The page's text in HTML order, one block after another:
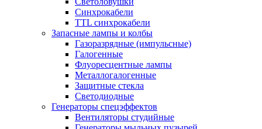
Синхрокабели
TTL синхрокабели
Запасные лампы и колбы
Газоразрядные (импульсные)
Галогенные
Флуоресцентные лампы
Металлогалогенные
Защитные стекла
Светодиодные
Генераторы спецэффектов
Вентиляторы студийные